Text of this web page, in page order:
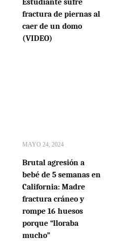
Estudiante sufre
fractura de piernas al
caer de un domo
(VIDEO)
MAYO 24, 2024
Brutal agresión a
bebé de 5 semanas en
California: Madre
fractura cráneo y
rompe 16 huesos
porque “lloraba
mucho”